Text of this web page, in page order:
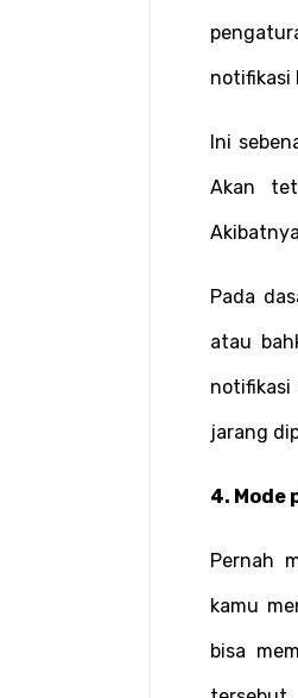
notifikasi
Ini
Akan
Pada
atau
notifikasi
jarang
4.
Pernah
kamu
bisa